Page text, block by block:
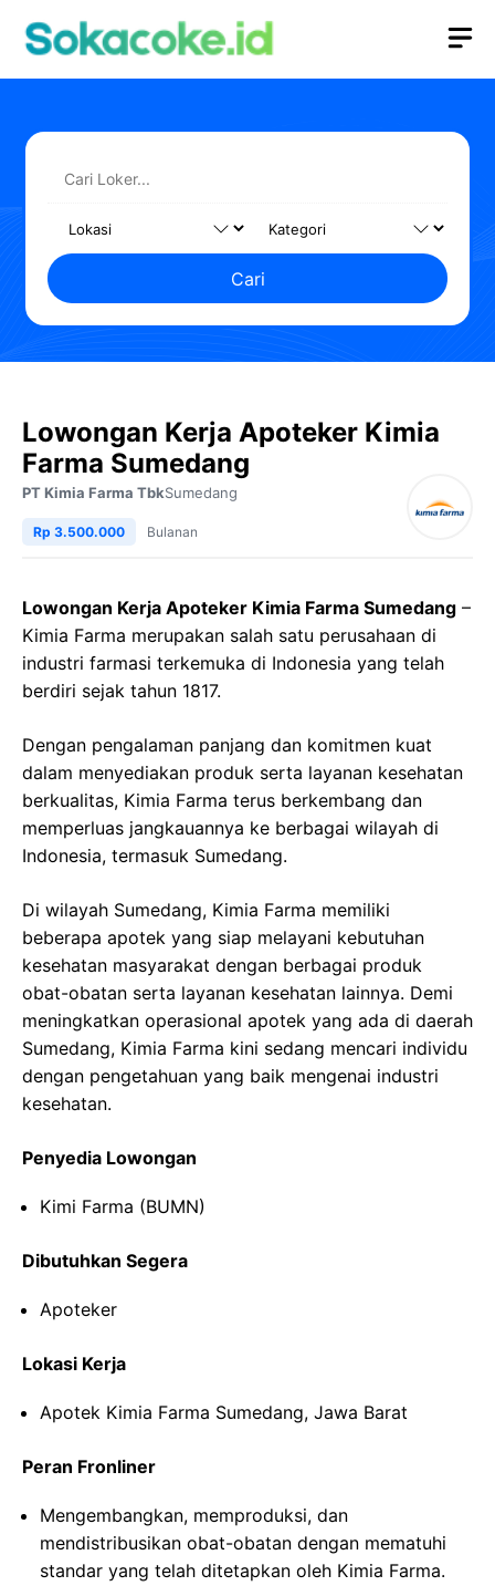
Cari
Lowongan Kerja Apoteker Kimia
Farma Sumedang
PT Kimia Farma TbkSumedang
Rp 3.500.000 Bulanan
Lowongan Kerja Apoteker Kimia Farma Sumedang –
Kimia Farma merupakan salah satu perusahaan di
industri farmasi terkemuka di Indonesia yang telah
berdiri sejak tahun 1817.
Dengan pengalaman panjang dan komitmen kuat
dalam menyediakan produk serta layanan kesehatan
berkualitas, Kimia Farma terus berkembang dan
memperluas jangkauannya ke berbagai wilayah di
Indonesia, termasuk Sumedang.
Di wilayah Sumedang, Kimia Farma memiliki
beberapa apotek yang siap melayani kebutuhan
kesehatan masyarakat dengan berbagai produk
obat-obatan serta layanan kesehatan lainnya. Demi
meningkatkan operasional apotek yang ada di daerah
Sumedang, Kimia Farma kini sedang mencari individu
dengan pengetahuan yang baik mengenai industri
kesehatan.
Penyedia Lowongan
Kimi Farma (BUMN)
Dibutuhkan Segera
Apoteker
Lokasi Kerja
Apotek Kimia Farma Sumedang, Jawa Barat
Peran Fronliner
Mengembangkan, memproduksi, dan
mendistribusikan obat-obatan dengan mematuhi
standar yang telah ditetapkan oleh Kimia Farma.